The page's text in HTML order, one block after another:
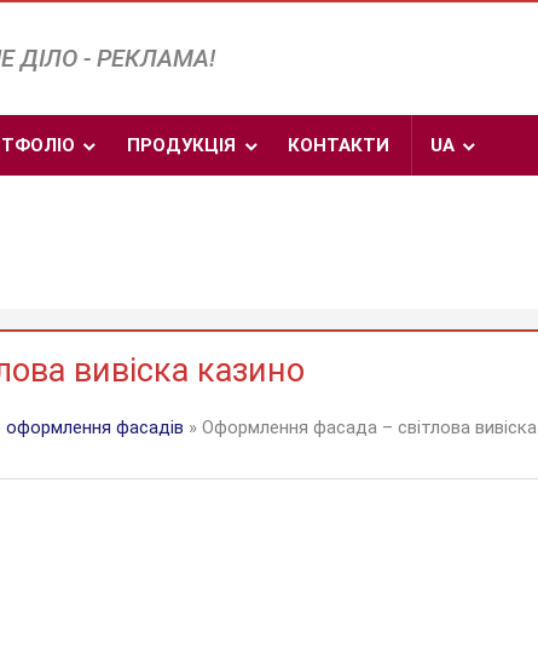
ДІЛО - РЕКЛАМА!
ПРОДУКЦІЯ КОНТАКТИ UA
вивіска казино
фасадів » Оформлення фасада – світлова вивіска